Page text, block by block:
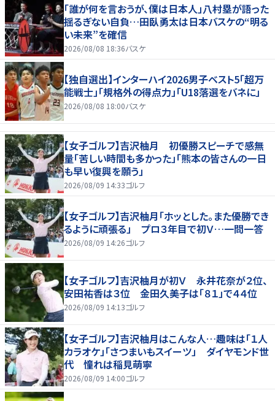
「誰が何を言おうが、僕は日本人」八村塁が語った
揺るぎない自負…田臥勇太は日本バスケの“明る
い未来”を確信
2026/08/08 18:36バスケ
【独自選出】インターハイ2026男子ベスト5「超万
能戦士」「規格外の得点力」「U18落選をバネに」
2026/08/08 18:00バスケ
【女子ゴルフ】吉沢柚月 初優勝スピーチで感無
量「苦しい時間も多かった」「熊本の皆さんの一日
も早い復興を願う」
2026/08/09 14:33ゴルフ
【女子ゴルフ】吉沢柚月「ホッとした。また優勝でき
るように頑張る」 プロ３年目で初Ｖ…一問一答
2026/08/09 14:26ゴルフ
【女子ゴルフ】吉沢柚月が初Ｖ 永井花奈が２位、
安田祐香は３位 金田久美子は「８１」で４４位
2026/08/09 14:13ゴルフ
【女子ゴルフ】吉沢柚月はこんな人…趣味は「１人
カラオケ」「さつまいもスイーツ」 ダイヤモンド世
代 憧れは稲見萌寧
2026/08/09 14:00ゴルフ